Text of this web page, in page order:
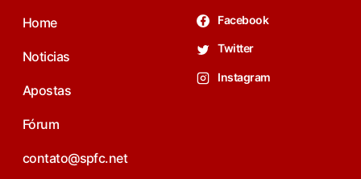
Home
Noticias
Apostas
Fórum
contato@spfc.net
Facebook
Twitter
Instagram